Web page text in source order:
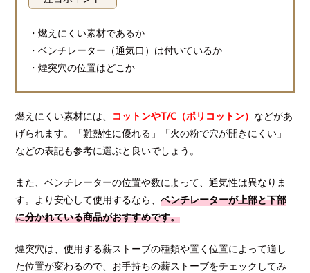
・燃えにくい素材であるか
・ベンチレーター（通気口）は付いているか
・煙突穴の位置はどこか
燃えにくい素材には、 コットンやT/C（ポリコットン） などがあ
げられます。「難熱性に優れる」「火の粉で穴が開きにくい」
などの表記も参考に選ぶと良いでしょう。
また、ベンチレーターの位置や数によって、通気性は異なりま
す。より安心して使用するなら、ベンチレーターが上部と下部
に分かれている商品がおすすめです。
煙突穴は、使用する薪ストーブの種類や置く位置によって適し
た位置が変わるので、お手持ちの薪ストーブをチェックしてみ